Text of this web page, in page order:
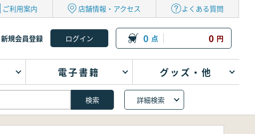
ご利用案内 店舗情報・アクセス よくある質問
新規会員登録 0 点 0 円
電子書籍 グッズ・他
詳細検索